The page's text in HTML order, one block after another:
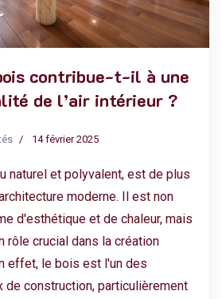
contribue-t-il à une
de l’air intérieur ?
14 février 2025
naturel et polyvalent, est de plus
moderne. Il est non
d'esthétique et de chaleur, mais
rôle crucial dans la création
effet, le bois est l'un des
de construction, particulièrement